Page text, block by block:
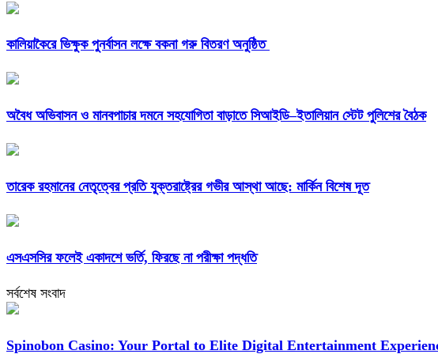
কালিয়াকৈরে ভিক্ষুক পুনর্বাসন লক্ষে বকনা গরু বিতরণ অনুষ্ঠিত
অবৈধ অভিবাসন ও মানবপাচার দমনে সহযোগিতা বাড়াতে সিআইডি–ইতালিয়ান স্টেট পুলিশের বৈঠক
তারেক রহমানের নেতৃত্বের প্রতি যুক্তরাষ্ট্রের গভীর আস্থা আছে: মার্কিন বিশেষ দূত
এসএসসির ফলেই একাদশে ভর্তি, ফিরছে না পরীক্ষা পদ্ধতি
সর্বশেষ সংবাদ
Spinobon Casino: Your Portal to Elite Digital Entertainment